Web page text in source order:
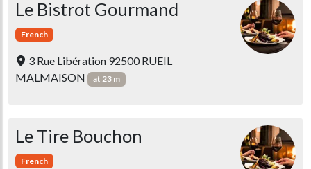
Le Bistrot Gourmand
French
3 Rue Libération 92500 RUEIL
MALMAISON
at 23 m
Le Tire Bouchon
French